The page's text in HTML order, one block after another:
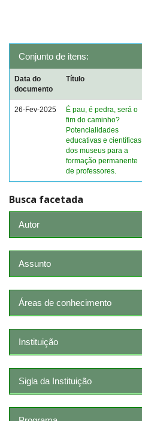
Conjunto de itens:
Data do
documento
Título
26-Fev-2025
É pau, é pedra, será o
fim do caminho?
Potencialidades
educativas e científicas
dos museus para a
formação permanente
de professores.
Busca facetada
Autor
Assunto
Áreas de conhecimento
Instituição
Sigla da Instituição